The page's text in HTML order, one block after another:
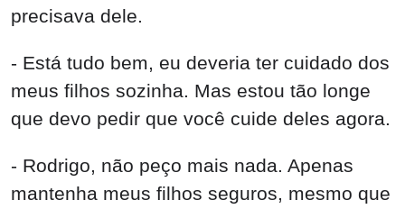
precisava dele.
- Está tudo bem, eu deveria ter cuidado dos
meus filhos sozinha. Mas estou tão longe
que devo pedir que você cuide deles agora.
- Rodrigo, não peço mais nada. Apenas
mantenha meus filhos seguros, mesmo que